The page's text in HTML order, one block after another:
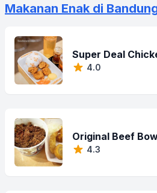
Makanan Enak di
Super Deal
4.0
Original Beef
4.3